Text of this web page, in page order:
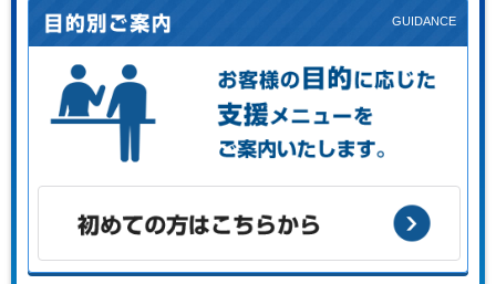
お客様の目的に応じた支援メニューをご案内します。
初めての方はこちらから